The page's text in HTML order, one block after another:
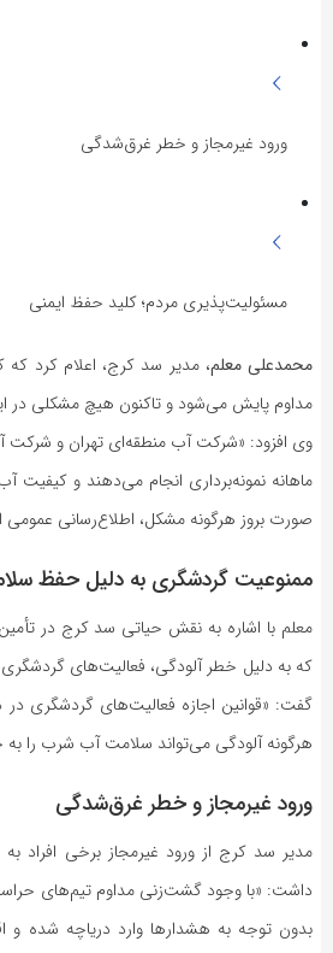
ورود غیرمجاز و خطر غرق‌شدگی
مسئولیت‌پذیری مردم؛ کلید حفظ ایمنی
محمدعلی معلم، مدیر سد کرج، اعلام کرد
مداوم پایش می‌شود و تاکنون هیچ مشکلی در
وی افزود: «شرکت آب منطقه‌ای تهران و شرکت
ماهانه نمونه‌برداری انجام می‌دهند و کیفیت
صورت بروز هرگونه مشکل، اطلاع‌رسانی
ممنوعیت گردشگری به دلیل حفظ
معلم با اشاره به نقش حیاتی سد کرج در
که به دلیل خطر آلودگی، فعالیت‌های
گفت: «قوانین اجازه فعالیت‌های گردشگری در
هرگونه آلودگی می‌تواند سلامت آب شرب را به
ورود غیرمجاز و خطر غرق‌شدگی
مدیر سد کرج از ورود غیرمجاز برخی افراد
داشت: «با وجود گشت‌زنی مداوم تیم‌های
بدون توجه به هشدارها وارد دریاچه شده و